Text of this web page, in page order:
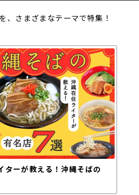
、さまざまなテーマで特集！
ターが教える！沖縄そばの